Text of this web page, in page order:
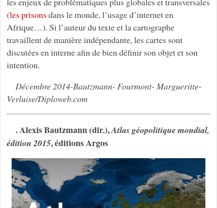
(les prisonsdans le monde, l’usage d’internet en
Afrique…). Si l’auteur du texte et la cartographe
travaillent de manière indépendante, les cartes sont
discutées en interne afin de bien définir son objet et son
intention.
Décembre 2014-Bautzmann- Fourmont- Margueritte-
Verluise/Diploweb.com
. Alexis Bautzmann (dir.),Atlas géopolitique mondial,
édition 2015, éditions Argos